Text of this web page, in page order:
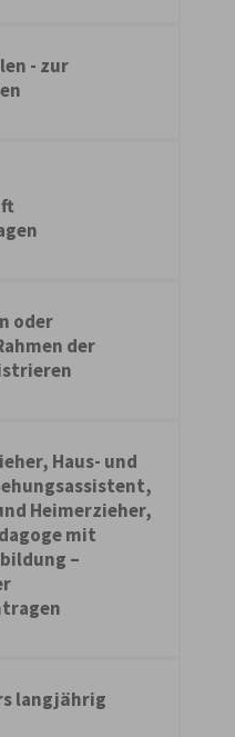
- zur
oder
der
Haus- und
Heimerzieher,
mit
–
langjährig